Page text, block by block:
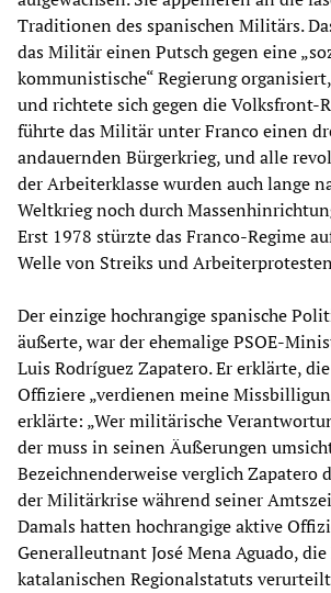
Traditionen des spanischen Militärs.
das Militär einen Putsch gegen eine
kommunistische“ Regierung
und richtete sich gegen die Volksfront-
führte das Militär unter Franco einen
andauernden Bürgerkrieg, und alle
der Arbeiterklasse wurden auch lange
Weltkrieg noch durch
Erst 1978 stürzte das Franco-Regime
Welle von Streiks und
Der einzige hochrangige spanische
äußerte, war der ehemalige PSOE-
Luis Rodríguez Zapatero. Er erklärte,
Offiziere „verdienen meine
erklärte: „Wer militärische
der muss in seinen Äußerungen
Bezeichnenderweise verglich
der Militärkrise während seiner
Damals hatten hochrangige aktive
Generalleutnant José Mena Aguado,
katalanischen Regionalstatuts